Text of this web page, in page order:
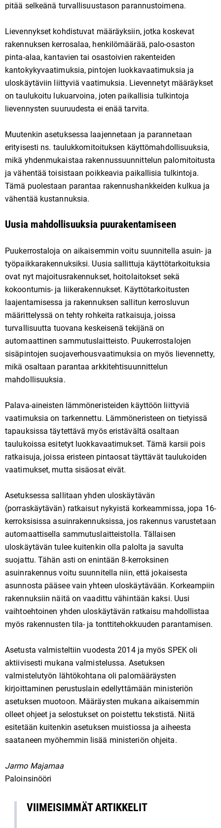
pitää selkeänä turvallisuustason parannustoimena.
Lievennykset kohdistuvat määräyksiin, jotka koskevat
rakennuksen kerrosalaa, henkilömäärää, palo-osaston
pinta-alaa, kantavien tai osastoivien rakenteiden
kantokykyvaatimuksia, pintojen luokkavaatimuksia ja
uloskäytäviin liittyviä vaatimuksia. Lievennetyt määräykset
on taulukoitu lukuarvoina, joten paikallisia tulkintoja
lievennysten suuruudesta ei enää tarvita.
Muutenkin asetuksessa laajennetaan ja parannetaan
erityisesti ns. taulukkomitoituksen käyttömahdollisuuksia,
mikä yhdenmukaistaa rakennussuunnittelun palomitoitusta
ja vähentää toisistaan poikkeavia paikallisia tulkintoja.
Tämä puolestaan parantaa rakennushankkeiden kulkua ja
vähentää kustannuksia.
Uusia mahdollisuuksia puurakentamiseen
Puukerrostaloja on aikaisemmin voitu suunnitella asuin- ja
työpaikkarakennuksiksi. Uusia sallittuja käyttötarkoituksia
ovat nyt majoitusrakennukset, hoitolaitokset sekä
kokoontumis- ja liikerakennukset. Käyttötarkoitusten
laajentamisessa ja rakennuksen sallitun kerrosluvun
määrittelyssä on tehty rohkeita ratkaisuja, joissa
turvallisuutta tuovana keskeisenä tekijänä on
automaattinen sammutuslaitteisto. Puukerrostalojen
sisäpintojen suojaverhousvaatimuksia on myös lievennetty,
mikä osaltaan parantaa arkkitehtisuunnittelun
mahdollisuuksia.
Palava-aineisten lämmöneristeiden käyttöön liittyviä
vaatimuksia on tarkennettu. Lämmöneristeen on tietyissä
tapauksissa täytettävä myös eristävältä osaltaan
taulukoissa esitetyt luokkavaatimukset. Tämä karsii pois
ratkaisuja, joissa eristeen pintaosat täyttävät taulukoiden
vaatimukset, mutta sisäosat eivät.
Asetuksessa sallitaan yhden uloskäytävän
(porraskäytävän) ratkaisut nykyistä korkeammissa, jopa 16-
kerroksisissa asuinrakennuksissa, jos rakennus varustetaan
automaattisella sammutuslaitteistolla. Tällaisen
uloskäytävän tulee kuitenkin olla palolta ja savulta
suojattu. Tähän asti on enintään 8-kerroksinen
asuinrakennus voitu suunnitella niin, että jokaisesta
asunnosta pääsee vain yhteen uloskäytävään. Korkeampiin
rakennuksiin näitä on vaadittu vähintään kaksi. Uusi
vaihtoehtoinen yhden uloskäytävän ratkaisu mahdollistaa
myös rakennusten tila- ja tonttitehokkuuden parantamisen.
Asetusta valmisteltiin vuodesta 2014 ja myös SPEK oli
aktiivisesti mukana valmistelussa. Asetuksen
valmistelutyön lähtökohtana oli palomääräysten
kirjoittaminen perustuslain edellyttämään ministeriön
asetuksen muotoon. Määräysten mukana aikaisemmin
olleet ohjeet ja selostukset on poistettu tekstistä. Niitä
esitetään kuitenkin asetuksen muistiossa ja aiheesta
saataneen myöhemmin lisää ministeriön ohjeita.
Jarmo Majamaa
Paloinsinööri
VIIMEISIMMÄT ARTIKKELIT